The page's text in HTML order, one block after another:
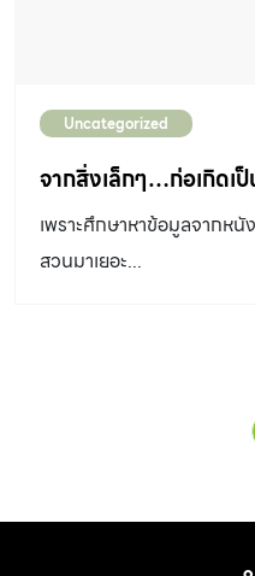
Uncategorized
จากสิ่งเล็กๆ…ก่อเกิดเ
เพราะศึกษาหาข้อมูลจากห
สวนมาเยอะ...